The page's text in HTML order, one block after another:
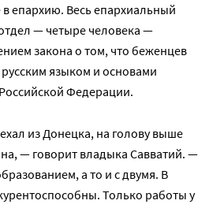
епархию. Весь епархиальный
— четыре человека —
закона о том, что беженцев
языком и основами
Федерации.
из Донецка, на голову выше
— говорит владыка Савватий. —
а то и с двумя. В
Только работы у